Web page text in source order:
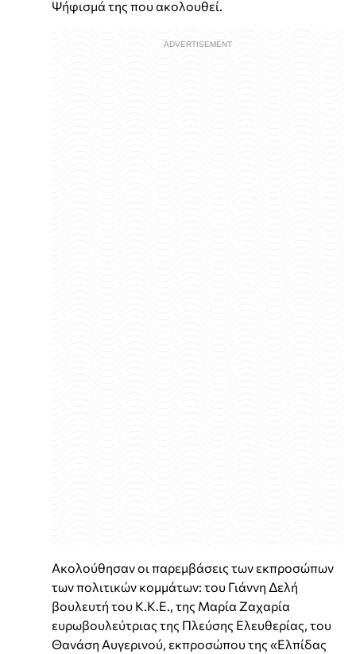
Ψήφισμά της που ακολουθεί.
Ακολούθησαν οι παρεμβάσεις των εκπροσώπων
των πολιτικών κομμάτων: του Γιάννη Δελή
βουλευτή του Κ.Κ.Ε., της Μαρία Ζαχαρία
ευρωβουλεύτριας της Πλεύσης Ελευθερίας, του
Θανάση Αυγερινού, εκπροσώπου της «Ελπίδας